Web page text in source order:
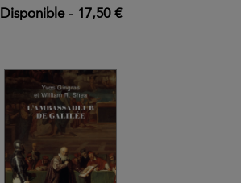
Disponible- 17,50 €